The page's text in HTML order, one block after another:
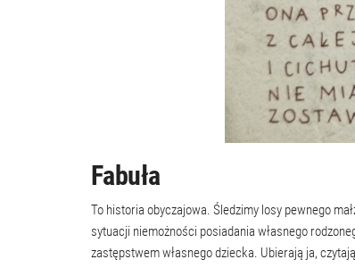
Fabuła
To historia obyczajowa. Śledzimy losy pewnego
sytuacji niemożności posiadania własnego
zastępstwem własnego dziecka. Ubierają ja,